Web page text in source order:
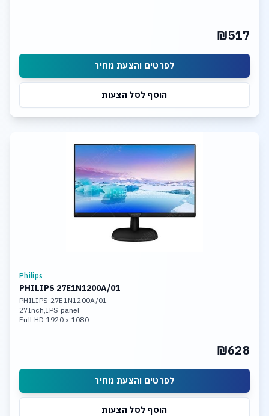
₪517
לפרטים והצעת מחיר
הוסף לסל הצעות
Philips
PHILIPS 27E1N1200A/01
PHILIPS 27E1N1200A/01
27Inch,IPS panel
Full HD 1920 x 1080
₪628
לפרטים והצעת מחיר
הוסף לסל הצעות